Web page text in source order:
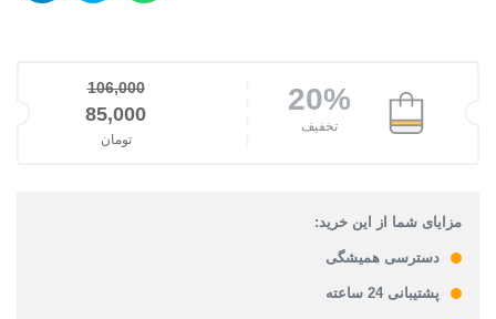
20%
تخفیف
106,000
قیمت اصلی: 106,000تومان بود.
85,000
تومان
مزایای شما از این خرید:
دسترسی همیشگی
پشتیبانی 24 ساعته